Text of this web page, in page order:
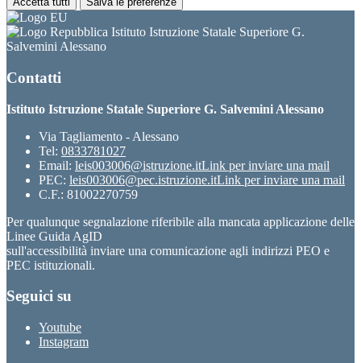
Istituto Istruzione Statale Superiore G.
Salvemini Alessano
Contatti
Istituto Istruzione Statale Superiore G. Salvemini Alessano
Via Tagliamento - Alessano
Tel: 0833781027
Email: leis003006@istruzione.itLink per inviare una mail
PEC: leis003006@pec.istruzione.itLink per inviare una mail
C.F.: 81002270759
Per qualunque segnalazione riferibile alla mancata applicazione delle
Linee Guida AgID
sull'accessibilità inviare una comunicazione agli indirizzi PEO e
PEC istituzionali.
Seguici su
Youtube
Instagram